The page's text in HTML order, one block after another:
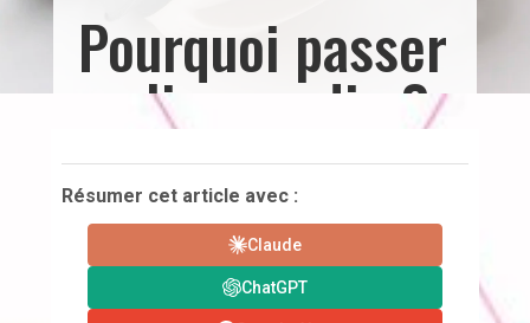
Pourquoi passer
au livre audio ?
Résumer cet article avec :
Claude
ChatGPT